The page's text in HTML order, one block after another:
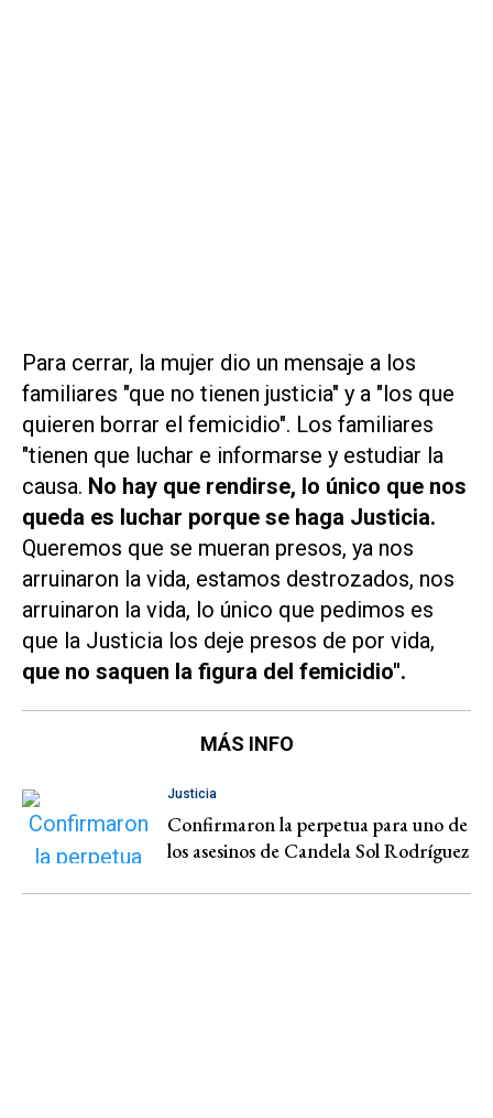
Para cerrar, la mujer dio un mensaje a los
familiares "que no tienen justicia" y a "los que
quieren borrar el femicidio". Los familiares
"tienen que luchar e informarse y estudiar la
causa. No hay que rendirse, lo único que nos
queda es luchar porque se haga Justicia.
Queremos que se mueran presos, ya nos
arruinaron la vida, estamos destrozados, nos
arruinaron la vida, lo único que pedimos es
que la Justicia los deje presos de por vida,
que no saquen la figura del femicidio".
MÁS INFO
Justicia
Confirmaron la perpetua para uno de
los asesinos de Candela Sol Rodríguez